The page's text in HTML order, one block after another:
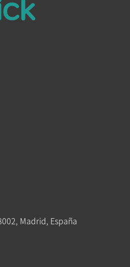
Madrid, España